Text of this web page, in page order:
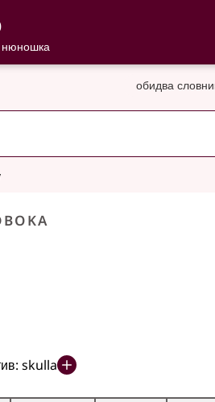
вмісту
, Cловник
нюношка
обидва
skulla